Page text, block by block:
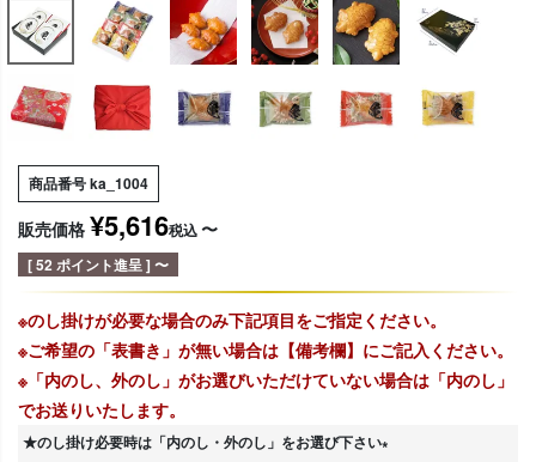
商品番号ka_1004
販売価格 ¥5,616税込〜
[52 ポイント進呈 ] 〜
※のし掛けが必要な場合のみ下記項目をご指定ください。
※ご希望の「表書き」が無い場合は【備考欄】にご記入ください。
※「内のし、外のし」がお選びいただけていない場合は「内のし」
でお送りいたします。
★のし掛け必要時は「内のし・外のし」をお選び下さい